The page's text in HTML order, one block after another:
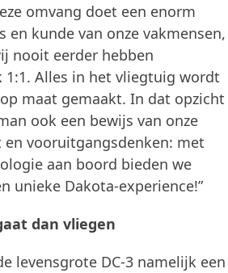
omvang doet een enorm
en kunde van onze vakmensen,
nooit eerder hebben
Alles in het vliegtuig wordt
maat gemaakt. In dat opzicht
ook een bewijs van onze
vooruitgangsdenken: met
aan boord bieden we
unieke Dakota-experience!”
dan vliegen
levensgrote DC-3 namelijk een